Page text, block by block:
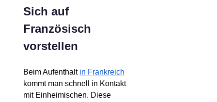
Sich auf
Französisch
vorstellen
Beim Aufenthalt in Frankreich
kommt man schnell in Kontakt
mit Einheimischen. Diese